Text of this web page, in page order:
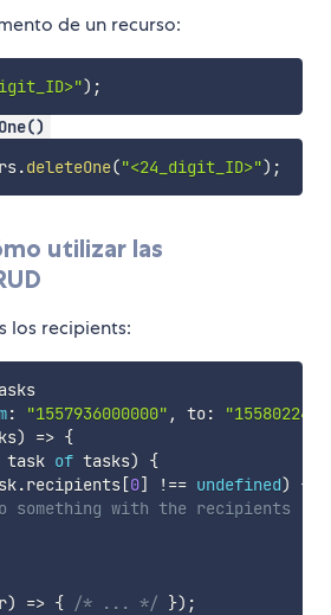
de un recurso:
) ;
.deleteOne("<24_digit_ID>") ;
utilizar las
los recipients:
: "1557936000000" , to:
) => {
of tasks)
{
.recipients[0] !== undefined)
{
something with the recipients
) => { /* ... */ }) ;